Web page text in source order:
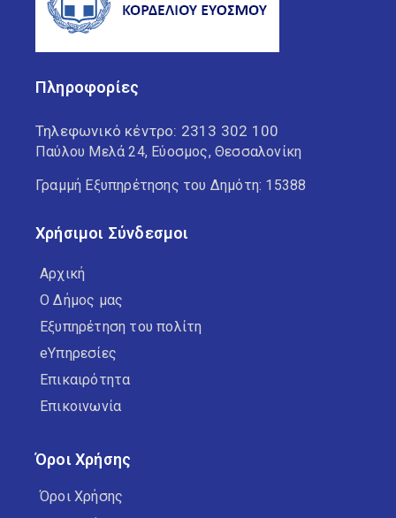
Πληροφορίες
Τηλεφωνικό κέντρο: 2313 302 100
Παύλου Μελά 24, Εύοσμος, Θεσσαλονίκη
Γραμμή Εξυπηρέτησης του Δημότη: 15388
Χρήσιμοι Σύνδεσμοι
Αρχική
Ο Δήμος μας
Εξυπηρέτηση του πολίτη
eΥπηρεσίες
Επικαιρότητα
Επικοινωνία
Όροι Χρήσης
Όροι Χρήσης